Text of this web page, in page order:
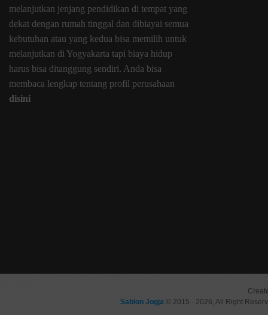
melanjutkan jenjang pendidikan di tempat yang
dekat dengan rumah tinggal dan dibiayai semua
kebutuhan atau yang kedua bisa memilih untuk
melanjutkan di Yogyakarta tapi biaya hidup
harus bisa ditanggung sendiri. Anda bisa
membaca lengkap tentang profil perusahaan
disini
Sablon Jogja © 2015 - 2026, All Right